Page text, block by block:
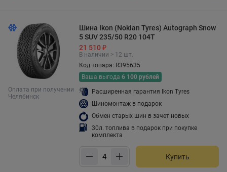
Оплата при получении
Челябинск
Шина Ikon (Nokian Tyres) Autograph Snow
5 SUV 235/50 R20 104T
21 510 ₽
В наличии > 12 шт.
Код товара: R395635
Ваша выгода 6 100 рублей
Расширенная гарантия Ikon Tyres
Шиномонтаж в подарок
Обмен старых шин в зачет новых
30л. топлива в подарок при покупке
комплекта
Купить